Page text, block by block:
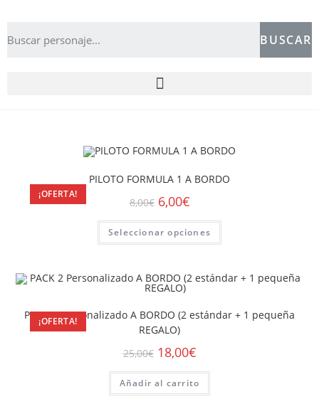
BUSCAR
¡OFERTA!
PILOTO FORMULA 1 A BORDO
8,00€ 6,00€
Seleccionar opciones
¡OFERTA!
PACK 2 Personalizado A BORDO (2 estándar + 1 pequeña
REGALO)
25,00€ 18,00€
Añadir al carrito